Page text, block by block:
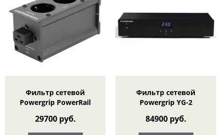
Фильтр сетевой
Powergrip PowerRail
29700 руб.
Фильтр сетевой
Powergrip YG-2
84900 руб.